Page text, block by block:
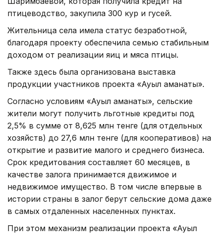
птицеводство, закупила 300 кур и гусей.
Жительница села имела статус безработной,
благодаря проекту обеспечила семью стабильным
доходом от реализации яиц и мяса птицы.
Также здесь была организована выставка
продукции участников проекта «Ауыл аманаты».
Согласно условиям «Ауыл аманаты», сельские
жители могут получить льготные кредиты под
2,5% в сумме от 8,625 млн тенге (для отдельных
хозяйств) до 27,6 млн тенге (для кооперативов) на
открытие и развитие малого и среднего бизнеса.
Срок кредитования составляет 60 месяцев, в
качестве залога принимается движимое и
недвижимое имущество. В том числе впервые в
истории страны в залог берут сельские дома даже
в самых отдаленных населенных пунктах.
При этом механизм реализации проекта «Ауыл